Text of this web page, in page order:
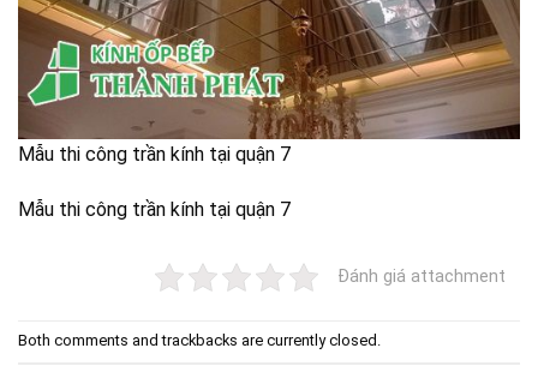
Mẫu thi công trần kính tại quận 7
Mẫu thi công trần kính tại quận 7
Đánh giá attachment
Both comments and trackbacks are currently closed.